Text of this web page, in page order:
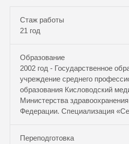
Стаж работы
21 год
Образование
2002 год - Государственное
учреждение среднего
образования Кисловодский
Министерства
Федерации. Специализация
Переподготовка